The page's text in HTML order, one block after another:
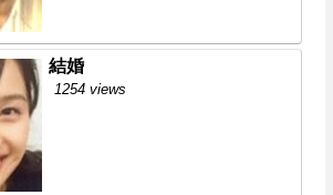
結婚
1254 views